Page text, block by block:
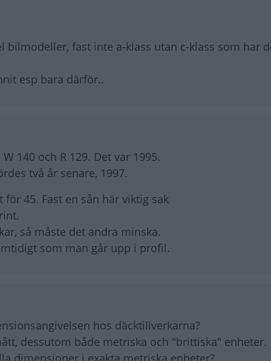
fast inte a-klass utan c-klass som har
esp bara därför..
140 och R 129. Det var 1995.
två år senare, 1997.
45. Fast en sån här viktig sak
så måste det andra minska.
som man går upp i profil.
hos däcktillverkarna?
dessutom både metriska och "brittiska" enheter.
dimensioner i exakta metriska enheter?